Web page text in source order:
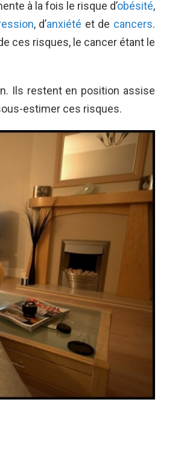
à la fois le risque d’obésité,
, d’anxiété et de cancers.
ces risques, le cancer étant le
Ils restent en position assise
estimer ces risques.